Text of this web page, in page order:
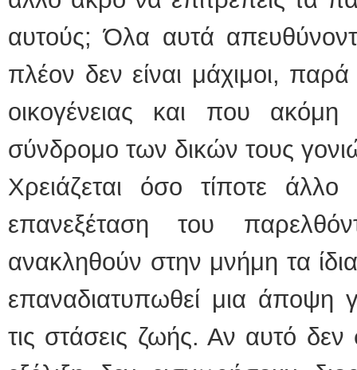
αυτούς; Όλα αυτά
πλέον δεν είναι μάχιμοι,
οικογένειας και που
σύνδρομο των δικών τους
Χρειάζεται όσο τίποτε
επανεξέταση του
ανακληθούν στην μνήμη τα
επαναδιατυπωθεί μια άποψη
τις στάσεις ζωής. Αν αυτό δεν